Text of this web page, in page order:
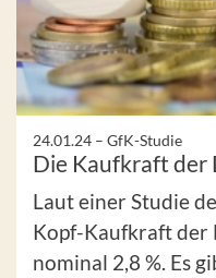
24.01.24 – GfK-Studie
Die Kaufkraft der
Laut einer Studie
Kopf-Kaufkraft der
nominal 2,8 %. Es